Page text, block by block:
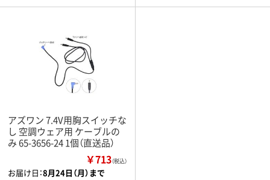
アズワン 7.4V用胸スイッチな
し 空調ウェア用 ケーブルの
み 65-3656-24 1個（直送品）
￥713（税込）
お届け日：8月24日（月）まで